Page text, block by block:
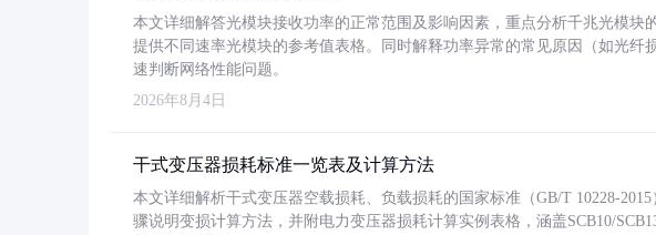
本文详细解答光模块接收功率的正常范围及影响因素，重点分析千兆光模块
提供不同速率光模块的参考值表格。同时解释功率异常的常见原因（如光纤
速判断网络性能问题。
2026年8月4日
干式变压器损耗标准一览表及计算方法
本文详细解析干式变压器空载损耗、负载损耗的国家标准（GB/T 10228-
骤说明变损计算方法，并附电力变压器损耗计算实例表格，涵盖SCB10/